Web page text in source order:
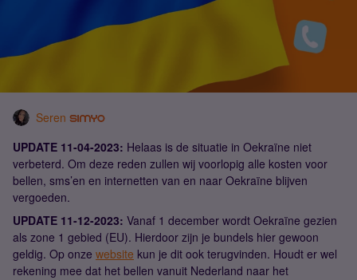
Seren
UPDATE 11-04-2023: Helaas is de situatie in Oekraïne niet
verbeterd. Om deze reden zullen wij voorlopig alle kosten voor
bellen, sms’en en internetten van en naar Oekraïne blijven
vergoeden.
UPDATE 11-12-2023: Vanaf 1 december wordt Oekraïne gezien
als zone 1 gebied (EU). Hierdoor zijn je bundels hier gewoon
geldig. Op onze website kun je dit ook terugvinden. Houdt er wel
rekening mee dat het bellen vanuit Nederland naar het